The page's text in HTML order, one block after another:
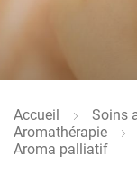
Fil
d'Ariane
Accueil
Soins
Aromathérapie
Aroma palliatif